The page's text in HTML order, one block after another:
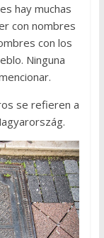
hay muchas
con nombres
con los
Ninguna
se refieren a